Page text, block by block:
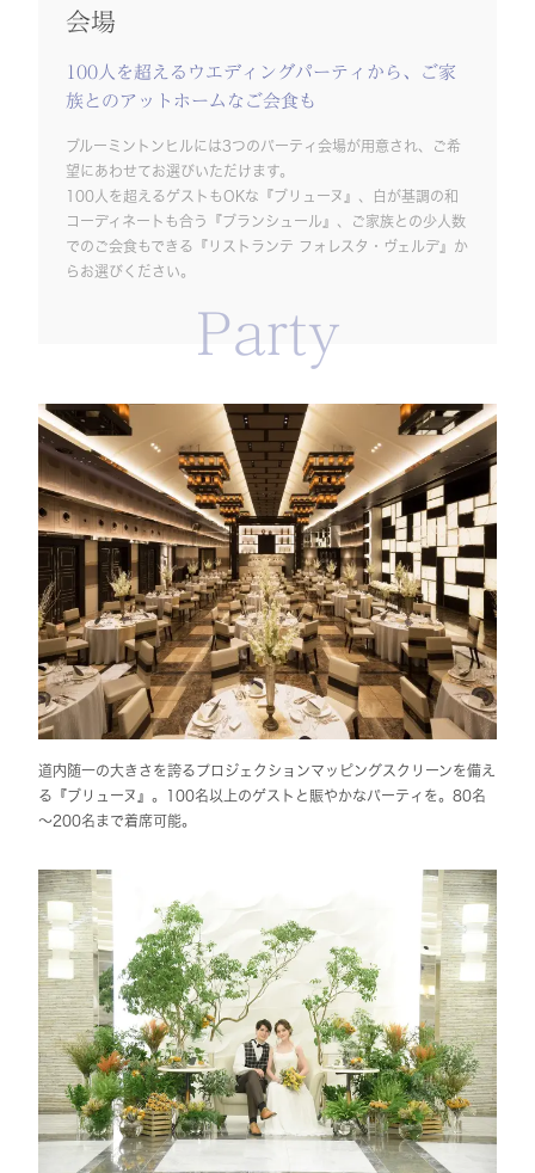
会場
100人を超えるウエディングパーティから、ご家
族とのアットホームなご会食も
ブルーミントンヒルには3つのパーティ会場が用意され、ご希
望にあわせてお選びいただけます。
100人を超えるゲストもOKな『ブリューヌ』、白が基調の和
コーディネートも合う『ブランシュール』、ご家族との少人数
でのご会食もできる『リストランテ フォレスタ・ヴェルデ』か
らお選びください。
Party
道内随一の大きさを誇るプロジェクションマッピングスクリーンを備え
る『ブリューヌ』。100名以上のゲストと賑やかなパーティを。80名
～200名まで着席可能。